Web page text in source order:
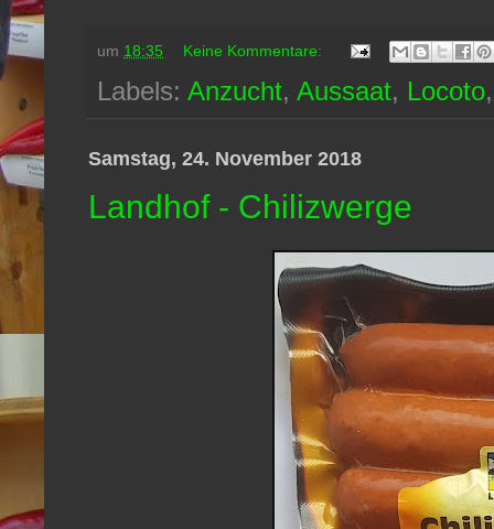
um 18:35 Keine Kommentare:
Labels: Anzucht, Aussaat, Locoto
Samstag, 24. November 2018
Landhof - Chilizwerge